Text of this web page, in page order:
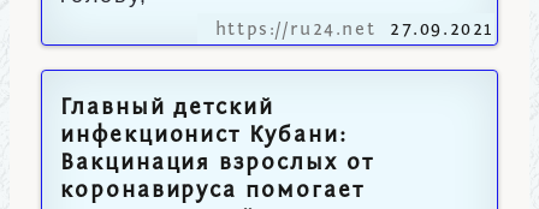
https://ru24.net 27.09.2021
Главный детский
инфекционист Кубани:
Вакцинация взрослых от
коронавируса помогает